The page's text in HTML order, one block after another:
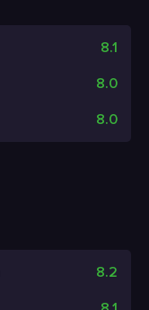
8.1
8.0
8.0
8.2